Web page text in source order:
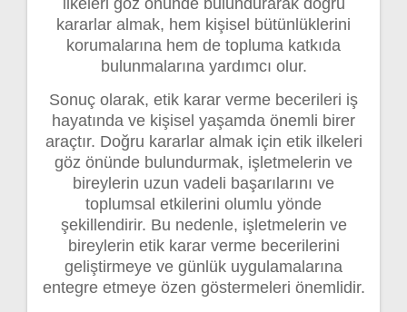
kararlar almak, hem kişisel bütünlüklerini
korumalarına hem de topluma katkıda
bulunmalarına yardımcı olur.
Sonuç olarak, etik karar verme becerileri iş
hayatında ve kişisel yaşamda önemli birer
araçtır. Doğru kararlar almak için etik ilkeleri
göz önünde bulundurmak, işletmelerin ve
bireylerin uzun vadeli başarılarını ve
toplumsal etkilerini olumlu yönde
şekillendirir. Bu nedenle, işletmelerin ve
bireylerin etik karar verme becerilerini
geliştirmeye ve günlük uygulamalarına
entegre etmeye özen göstermeleri önemlidir.